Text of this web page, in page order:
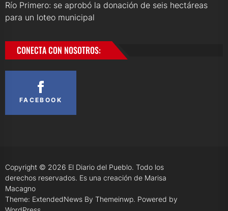
Río Primero: se aprobó la donación de seis hectáreas
para un loteo municipal
CONECTA CON NOSOTROS:
FACEBOOK
Copyright © 2026 El Diario del Pueblo. Todo los
derechos reservados. Es una creación de Marisa
Macagno
Theme: ExtendedNews By Themeinwp. Powered by